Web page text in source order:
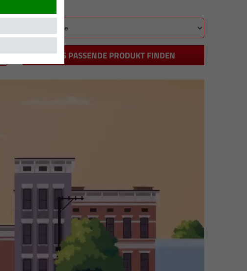
DAS PASSENDE PRODUKT FINDEN